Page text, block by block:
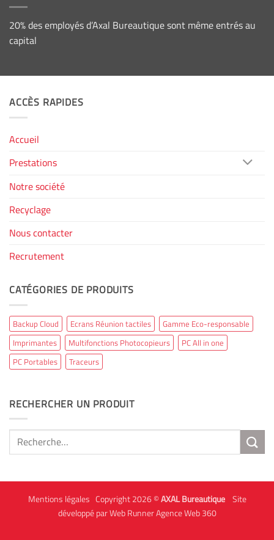
20% des employés d’Axal Bureautique sont même entrés au
capital
ACCÈS RAPIDES
Accueil
Prestations
Notre société
Recyclage
Nous contacter
Recrutement
CATÉGORIES DE PRODUITS
Backup Cloud Ecrans Réunion tactiles
Gamme Eco-responsable
Imprimantes
Multifonctions Photocopieurs
PC All in one
PC Portables
Traceurs
RECHERCHER UN PRODUIT
Recherche
pour :
Mentions légales Copyright 2026 ©AXAL Bureautique Site
développé par Web Runner Agence Web 360